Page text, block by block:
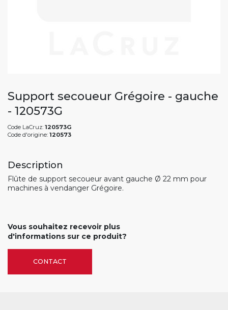
Support secoueur Grégoire - gauche
- 120573G
Code LaCruz: 120573G
Code d'origine: 120573
Description
Flûte de support secoueur avant gauche Ø 22 mm pour
machines à vendanger Grégoire.
Vous souhaitez recevoir plus
d'informations sur ce produit?
CONTACT